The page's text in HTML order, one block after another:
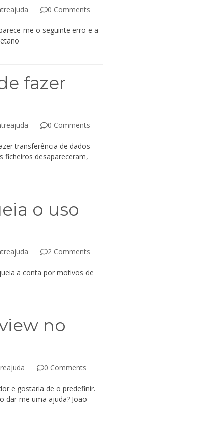
0 Comments
me o seguinte erro e a
fazer
0 Comments
transferência de dados
ficheiros desapareceram,
o uso
2 Comments
a conta por motivos de
no
0 Comments
e gostaria de o predefinir.
dar-me uma ajuda? João